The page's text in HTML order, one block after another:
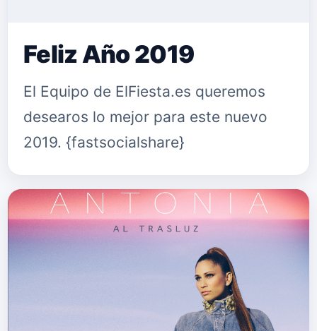
Feliz Año 2019
El Equipo de ElFiesta.es queremos
desearos lo mejor para este nuevo
2019. {fastsocialshare}